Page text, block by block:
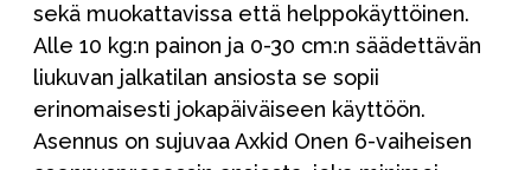
sekä muokattavissa että helppokäyttöinen.
Alle 10 kg:n painon ja 0-30 cm:n säädettävän
liukuvan jalkatilan ansiosta se sopii
erinomaisesti jokapäiväiseen käyttöön.
Asennus on sujuvaa Axkid Onen 6-vaiheisen